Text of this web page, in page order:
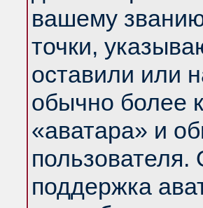
вашему
точки,
оставили или
обычно более
«аватара» и
пользователя.
поддержка